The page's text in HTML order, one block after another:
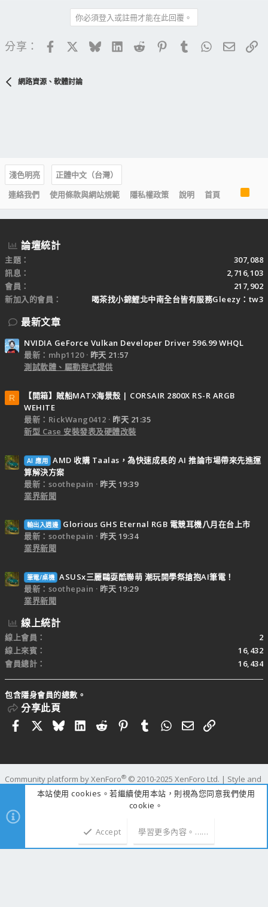
你必須登入或註冊才能在此回覆。
分享： FacebookBlueskyLinkedIn
Reddit PinterestTumblrWhatsApp
電子
網路資源、軟體討論
淺色明亮
正體中文（台灣）
連絡我們
使用條款與網站規範 隱私權政策 說明 首頁
R
S
S
論壇統計
主題
307,088
訊息
2,716,103
會員
217,902
新加入的會員
喝茶找小錦鯉北中南全台皆有服務Gleezy：tw3
最新文章
NVIDIA GeForce Vulkan Developer Driver 596.99 WHQL
最新：mhp1120
昨天 21:57
測試軟體、驅動程式提供
R
【開箱】賊船MATX海景殼 | CORSAIR 2800X RS-R ARGB
WEHITE
最新：RickWang0412
昨天 21:35
新型 Case 安裝發表及硬體改裝
AI 應用 AMD 收購 Taalas，為快速成長的 AI 推論市場帶來先進運
算解決方案
最新：soothepain
昨天 19:39
業界新聞
輸出入週邊
Glorious GHS Eternal RGB 電競耳機八月在台上市
最新：soothepain
昨天 19:34
業界新聞
筆電/桌機 ASUSx三麗鷗耍酷聯萌 潮玩開學祭搶抱AI筆電！
最新：soothepain
昨天 19:29
業界新聞
線上統計
線上會員
2
線上來賓
16,432
會員總計
16,434
包含隱身會員的總數。
分享此頁
FacebookBlueskyLinkedIn
RedditPinterestTumblrWhatsApp
電子郵件
連結
Community platform by XenForo® © 2010-2025 XenForo Ltd. | Style and
add-ons by ThemeHouse
時間 0.3445s
本站使用 cookies。若繼續使用本站，則視為您同意我們使用
cookie。
Accept 學習更多內容。……